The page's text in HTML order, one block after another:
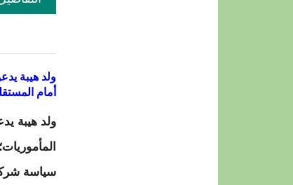
ولد هيبة
أمام
ولد هيبة
سياسة شركة